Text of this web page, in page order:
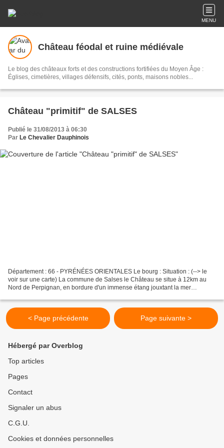
MENU
Château féodal et ruine médiévale
Le blog des châteaux forts et des constructions fortifiées du Moyen Âge :
Églises, cimetières, villages défensifs, cités, ponts, maisons nobles...
Château "primitif" de SALSES
Publié le 31/08/2013 à 06:30
Par Le Chevalier Dauphinois
Département : 66 - PYRÉNÉES ORIENTALES Le bourg : Situation : (--> le
voir sur une carte) La commune de Salses le Château se situe à 12km au
Nord de Perpignan, en bordure d'un immense étang jouxtant la mer
< Page précédente Page suivante >
Hébergé par Overblog
Top articles
Pages
Contact
Signaler un abus
C.G.U.
Cookies et données personnelles